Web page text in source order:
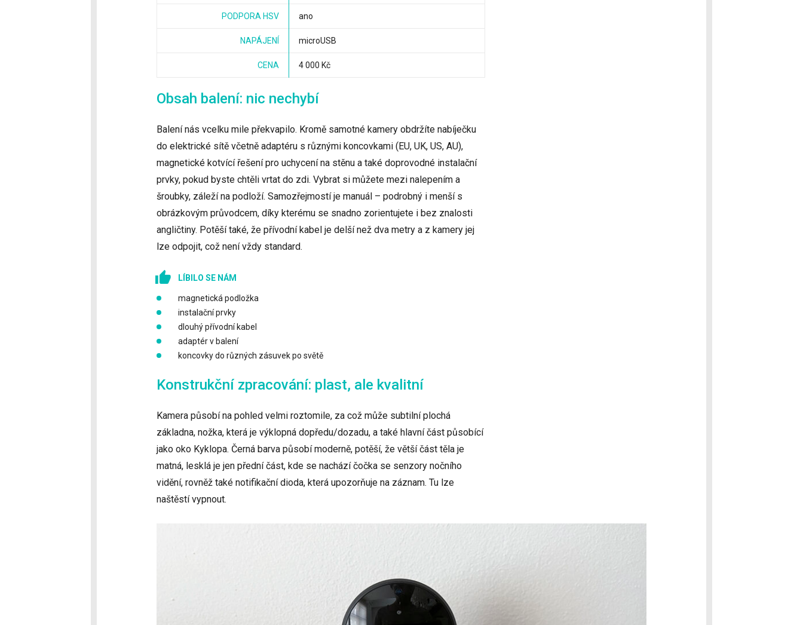
PODPORA HSV ano
NAPÁJENÍ microUSB
CENA 4 000 Kč
Obsah balení: nic nechybí
Balení nás vcelku mile překvapilo. Kromě samotné kamery obdržíte nabíječku
do elektrické sítě včetně adaptéru s různými koncovkami (EU, UK, US, AU),
magnetické kotvící řešení pro uchycení na stěnu a také doprovodné instalační
prvky, pokud byste chtěli vrtat do zdi. Vybrat si můžete mezi nalepením a
šroubky, záleží na podloží. Samozřejmostí je manuál – podrobný i menší s
obrázkovým průvodcem, díky kterému se snadno zorientujete i bez znalosti
angličtiny. Potěší také, že přívodní kabel je delší než dva metry a z kamery jej
lze odpojit, což není vždy standard.
LÍBILO SE NÁM
magnetická podložka
instalační prvky
dlouhý přívodní kabel
adaptér v balení
koncovky do různých zásuvek po světě
Konstrukční zpracování: plast, ale kvalitní
Kamera působí na pohled velmi roztomile, za což může subtilní plochá
základna, nožka, která je výklopná dopředu/dozadu, a také hlavní část působící
jako oko Kyklopa. Černá barva působí moderně, potěší, že větší část těla je
matná, lesklá je jen přední část, kde se nachází čočka se senzory nočního
vidění, rovněž také notifikační dioda, která upozorňuje na záznam. Tu lze
naštěstí vypnout.